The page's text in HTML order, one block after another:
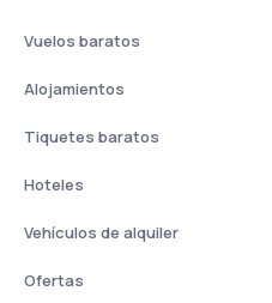
Vuelos baratos
Alojamientos
Tiquetes baratos
Hoteles
Vehículos de alquiler
Ofertas